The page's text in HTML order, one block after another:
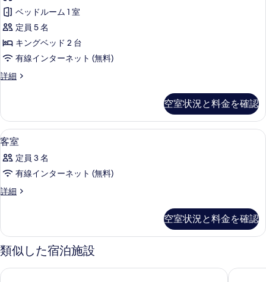
す
べ
て
の
写
表
示
す
る
ー
ム
(Cartoon
Network)
の
詳
細
屋
(Cartoon
Network)
の
す
べ
写
真
を
表
示
ベッドルーム 1 室
定員 5 名
キングベッド 2 台
有線インターネット (無料)
詳細
4
(Cartoon
Network)
の
細
空室状況と料金を確認
客
室
の
べ
の
写
真
を
羽毛の掛け布団、セーフティボック
9
客室
定員 3 名
有線インターネット (無料)
詳細
客
細
空室状況と料金を確認
類似した宿泊施設
レイクショア ホテル 台南 ホテル